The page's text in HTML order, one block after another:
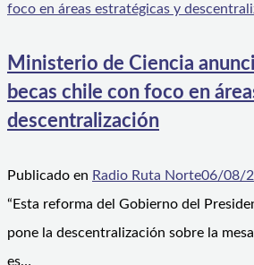
Ministerio de Ciencia
becas chile con foco en
descentralización
Publicado en Radio Ruta Norte06/08/
“Esta reforma del Gobierno del
pone la descentralización sobre la
es…